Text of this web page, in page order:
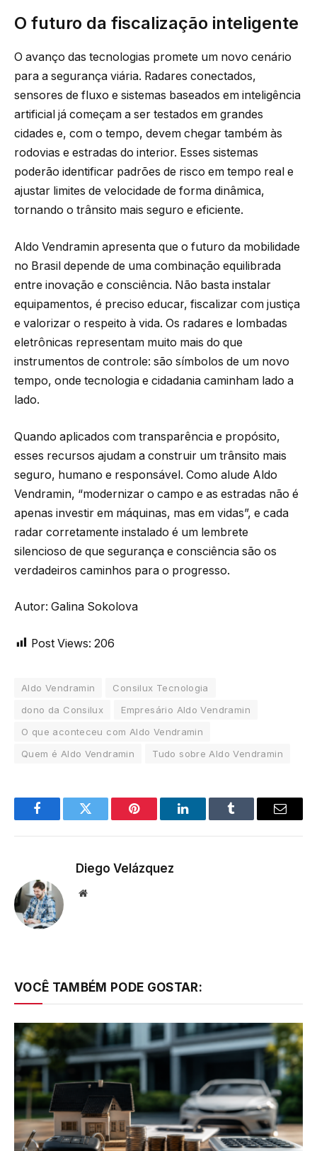
O futuro da fiscalização inteligente
O avanço das tecnologias promete um novo cenário
para a segurança viária. Radares conectados,
sensores de fluxo e sistemas baseados em inteligência
artificial já começam a ser testados em grandes
cidades e, com o tempo, devem chegar também às
rodovias e estradas do interior. Esses sistemas
poderão identificar padrões de risco em tempo real e
ajustar limites de velocidade de forma dinâmica,
tornando o trânsito mais seguro e eficiente.
Aldo Vendramin apresenta que o futuro da mobilidade
no Brasil depende de uma combinação equilibrada
entre inovação e consciência. Não basta instalar
equipamentos, é preciso educar, fiscalizar com justiça
e valorizar o respeito à vida. Os radares e lombadas
eletrônicas representam muito mais do que
instrumentos de controle: são símbolos de um novo
tempo, onde tecnologia e cidadania caminham lado a
lado.
Quando aplicados com transparência e propósito,
esses recursos ajudam a construir um trânsito mais
seguro, humano e responsável. Como alude Aldo
Vendramin, “modernizar o campo e as estradas não é
apenas investir em máquinas, mas em vidas”, e cada
radar corretamente instalado é um lembrete
silencioso de que segurança e consciência são os
verdadeiros caminhos para o progresso.
Autor: Galina Sokolova
Post Views: 206
Aldo Vendramin
Consilux Tecnologia
dono da Consilux
Empresário Aldo Vendramin
O que aconteceu com Aldo Vendramin
Quem é Aldo Vendramin
Tudo sobre Aldo Vendramin
FacebookTwitter Pinterest LinkedInTumblr Email
Diego Velázquez
Website
VOCÊ TAMBÉM PODE GOSTAR: